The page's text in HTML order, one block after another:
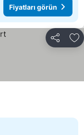
Fiyatları görün
Paylaş